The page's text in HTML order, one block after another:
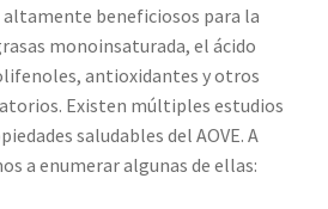
beneficiosos para la
monoinsaturada, el ácido
antioxidantes y otros
Existen múltiples estudios
saludables del AOVE. A
a enumerar algunas de ellas: